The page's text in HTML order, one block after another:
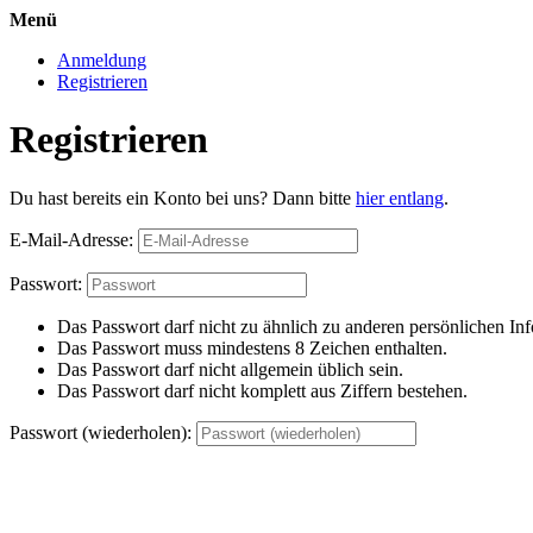
Menü
Anmeldung
Registrieren
Registrieren
Du hast bereits ein Konto bei uns? Dann bitte hier entlang.
E-Mail-Adresse:
Passwort:
Das Passwort darf nicht zu ähnlich zu anderen persönlichen
Das Passwort muss mindestens 8 Zeichen enthalten.
Das Passwort darf nicht allgemein üblich sein.
Das Passwort darf nicht komplett aus Ziffern bestehen.
Passwort (wiederholen):